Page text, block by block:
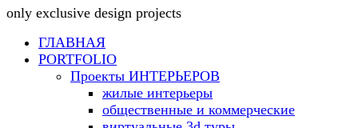
only exclusive design projects
ГЛАВНАЯ
PORTFOLIO
Проекты ИНТЕРЬЕРОВ
жилые интерьеры
общественные и коммерческие